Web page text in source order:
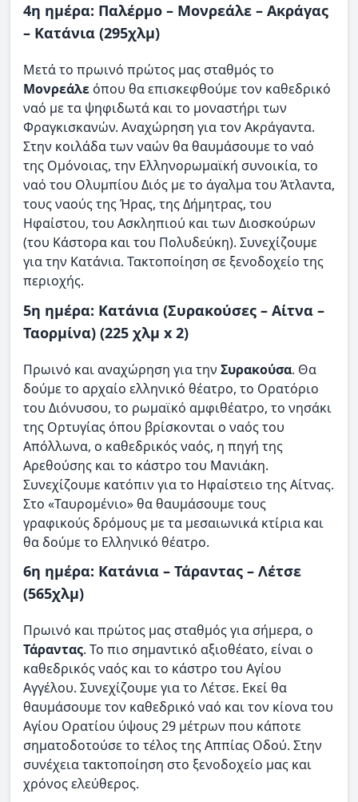
4η ημέρα: Παλέρμο – Μονρεάλε – Ακράγας
– Κατάνια (295χλμ)
Μετά το πρωινό πρώτος μας σταθμός το
Μονρεάλε όπου θα επισκεφθούμε τον καθεδρικό
ναό με τα ψηφιδωτά και το μοναστήρι των
Φραγκισκανών. Αναχώρηση για τον Ακράγαντα.
Στην κοιλάδα των ναών θα θαυμάσουμε το ναό
της Ομόνοιας, την Ελληνορωμαϊκή συνοικία, το
ναό του Ολυμπίου Διός με το άγαλμα του Άτλαντα,
τους ναούς της Ήρας, της Δήμητρας, του
Ηφαίστου, του Ασκληπιού και των Διοσκούρων
(του Κάστορα και του Πολυδεύκη). Συνεχίζουμε
για την Κατάνια. Τακτοποίηση σε ξενοδοχείο της
περιοχής.
5η ημέρα: Κατάνια (Συρακούσες – Αίτνα –
Ταορμίνα) (225 χλμ x 2)
Πρωινό και αναχώρηση για την Συρακούσα. Θα
δούμε το αρχαίο ελληνικό θέατρο, το Ορατόριο
του Διόνυσου, το ρωμαϊκό αμφιθέατρο, το νησάκι
της Ορτυγίας όπου βρίσκονται ο ναός του
Απόλλωνα, ο καθεδρικός ναός, η πηγή της
Αρεθούσης και το κάστρο του Μανιάκη.
Συνεχίζουμε κατόπιν για το Ηφαίστειο της Αίτνας.
Στο «Ταυρομένιο» θα θαυμάσουμε τους
γραφικούς δρόμους με τα μεσαιωνικά κτίρια και
θα δούμε το Ελληνικό θέατρο.
6η ημέρα: Κατάνια – Τάραντας – Λέτσε
(565χλμ)
Πρωινό και πρώτος μας σταθμός για σήμερα, ο
Τάραντας. Το πιο σημαντικό αξιοθέατο, είναι ο
καθεδρικός ναός και το κάστρο του Αγίου
Αγγέλου. Συνεχίζουμε για το Λέτσε. Εκεί θα
θαυμάσουμε τον καθεδρικό ναό και τον κίονα του
Αγίου Ορατίου ύψους 29 μέτρων που κάποτε
σηματοδοτούσε το τέλος της Αππίας Οδού. Στην
συνέχεια τακτοποίηση στο ξενοδοχείο μας και
χρόνος ελεύθερος.